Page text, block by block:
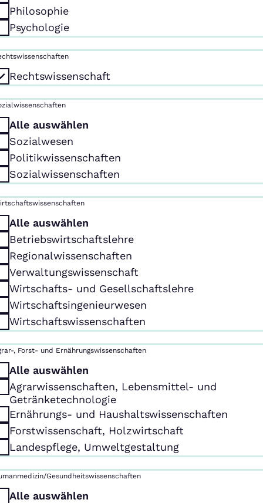
Philosophie
Psychologie
Rechtswissenschaft
Alle auswählen
Sozialwesen
Politikwissenschaften
Sozialwissenschaften
Alle auswählen
Betriebswirtschaftslehre
Regionalwissenschaften
Verwaltungswissenschaft
Wirtschafts- und Gesellschaftslehre
Wirtschaftsingenieurwesen
Wirtschaftswissenschaften
, Forst- und Ernährungswissenschaften
Alle auswählen
Agrarwissenschaften, Lebensmittel- und
Getränketechnologie
Ernährungs- und Haushaltswissenschaften
Forstwissenschaft, Holzwirtschaft
Landespflege, Umweltgestaltung
Gesundheitswissenschaften
Alle auswählen